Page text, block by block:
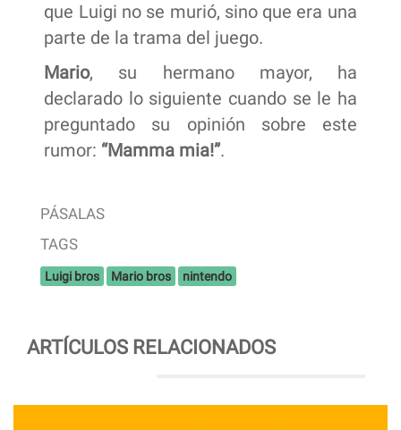
que Luigi no se murió, sino que era una
parte de la trama del juego.
Mario, su hermano mayor, ha
declarado lo siguiente cuando se le ha
preguntado su opinión sobre este
rumor: “Mamma mia!”.
PÁSALAS
TAGS
Luigi bros Mario bros nintendo
ARTÍCULOS RELACIONADOS